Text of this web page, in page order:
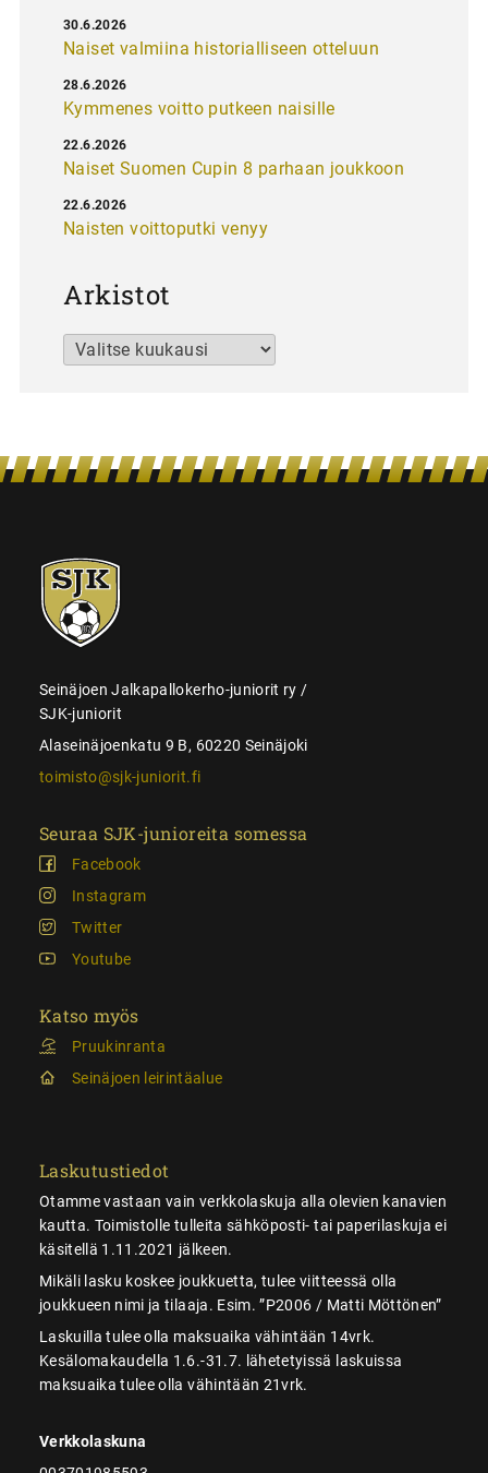
Naiset valmiina historialliseen otteluun
30.6.2026
Kymmenes voitto putkeen naisille
28.6.2026
Naiset Suomen Cupin 8 parhaan joukkoon
22.6.2026
Naisten voittoputki venyy
22.6.2026
Arkistot
Arkistot
SJK-
juniorit
Seinäjoen Jalkapallokerho-juniorit ry /
SJK-juniorit
Alaseinäjoenkatu 9 B, 60220 Seinäjoki
toimisto@sjk-juniorit.fi
Seuraa SJK-junioreita somessa
Facebook
Instagram
Twitter
Youtube
Katso myös
Pruukinranta
Seinäjoen leirintäalue
Laskutustiedot
Otamme vastaan vain verkkolaskuja alla olevien kanavien
kautta. Toimistolle tulleita sähköposti- tai paperilaskuja ei
käsitellä 1.11.2021 jälkeen.
Mikäli lasku koskee joukkuetta, tulee viitteessä olla
joukkueen nimi ja tilaaja. Esim. ”P2006 / Matti Möttönen”
Laskuilla tulee olla maksuaika vähintään 14vrk.
Kesälomakaudella 1.6.-31.7. lähetetyissä laskuissa
maksuaika tulee olla vähintään 21vrk.
Verkkolaskuna